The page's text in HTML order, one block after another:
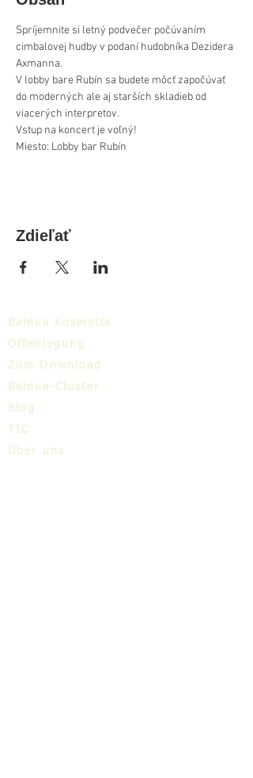
Spríjemnite si letný podvečer počúvaním
cimbalovej hudby v podaní hudobníka Dezidera
Axmanna.
V lobby bare Rubín sa budete môcť započúvať
do moderných ale aj starších skladieb od
viacerých interpretov.
Vstup na koncert je voľný!
Miesto: Lobby bar Rubín
Zdieľať
Balnea Kosmetik
Offenlegung
Zum Download
Balnea-Cluster
Blog
TIC
Über uns